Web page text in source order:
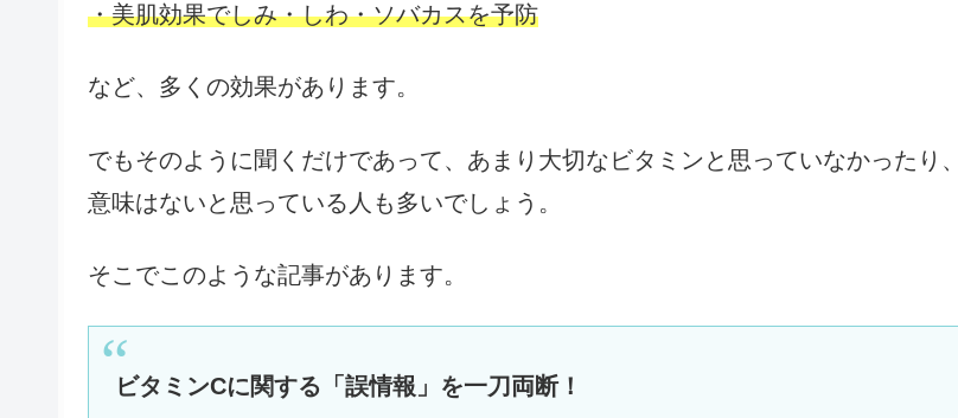
・美肌効果でしみ・しわ・ソバカスを予防
など、多くの効果があります。
でもそのように聞くだけであって、あまり大切なビタミンと思っていなかったり
意味はないと思っている人も多いでしょう。
そこでこのような記事があります。
ビタミンCに関する「誤情報」を一刀両断！